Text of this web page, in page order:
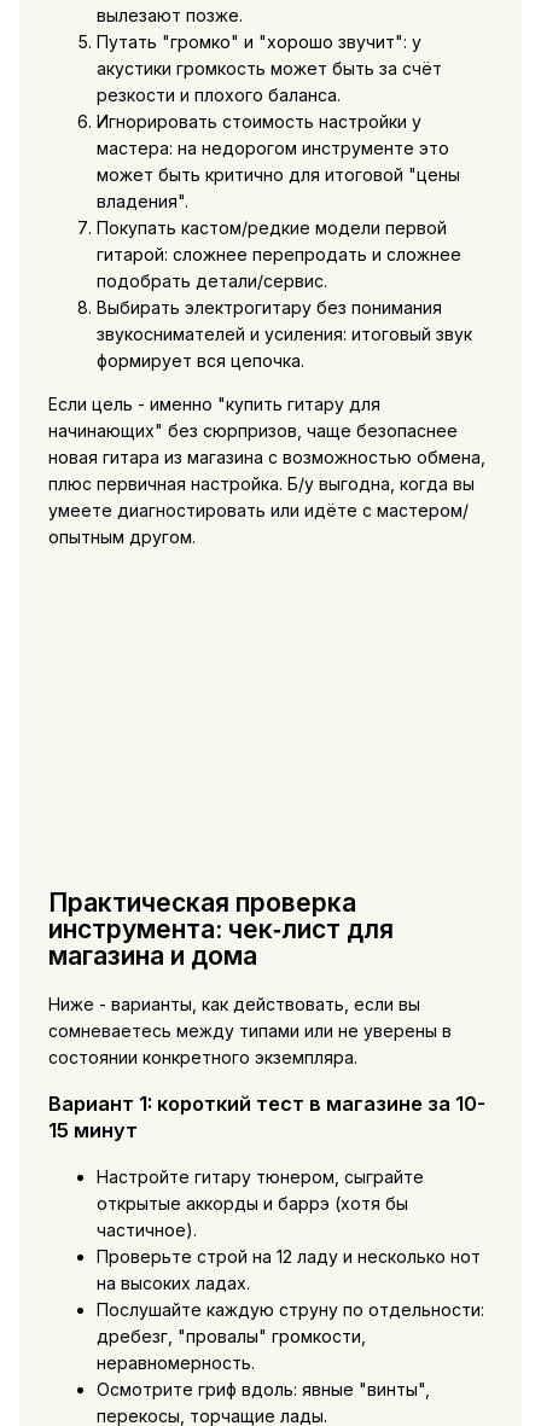
вылезают позже.
Путать "громко" и "хорошо звучит": у
акустики громкость может быть за счёт
резкости и плохого баланса.
Игнорировать стоимость настройки у
мастера: на недорогом инструменте это
может быть критично для итоговой "цены
владения".
Покупать кастом/редкие модели первой
гитарой: сложнее перепродать и сложнее
подобрать детали/сервис.
Выбирать электрогитару без понимания
звукоснимателей и усиления: итоговый звук
формирует вся цепочка.
Если цель - именно "купить гитару для
начинающих" без сюрпризов, чаще безопаснее
новая гитара из магазина с возможностью обмена,
плюс первичная настройка. Б/у выгодна, когда вы
умеете диагностировать или идёте с мастером/
опытным другом.
Практическая проверка
инструмента: чек‑лист для
магазина и дома
Ниже - варианты, как действовать, если вы
сомневаетесь между типами или не уверены в
состоянии конкретного экземпляра.
Вариант 1: короткий тест в магазине за 10-
15 минут
Настройте гитару тюнером, сыграйте
открытые аккорды и баррэ (хотя бы
частичное).
Проверьте строй на 12 ладу и несколько нот
на высоких ладах.
Послушайте каждую струну по отдельности:
дребезг, "провалы" громкости,
неравномерность.
Осмотрите гриф вдоль: явные "винты",
перекосы, торчащие лады.